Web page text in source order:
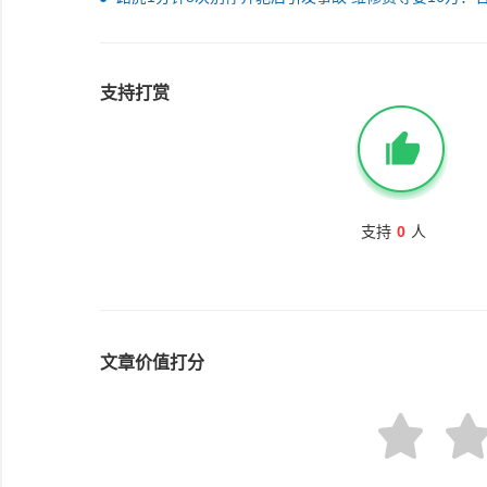
支持打赏
支持 0 人
文章价值打分